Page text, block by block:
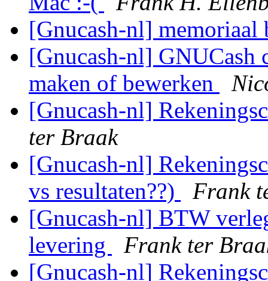
[Gnucash-nl]
[Gnucash-nl] GNUCash
maken of bewerken
[Gnucash-nl]
ter Braak
[Gnucash-nl]
vs resultaten??)
Frank
[Gnucash-nl] BTW
levering
Frank ter
[Gnucash-nl]